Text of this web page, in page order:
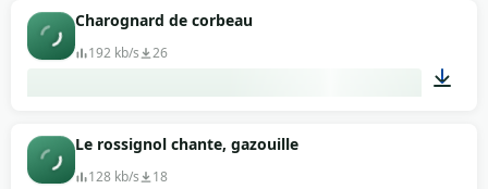
Charognard de corbeau
192 kb/s 26
Le rossignol chante, gazouille
128 kb/s 18